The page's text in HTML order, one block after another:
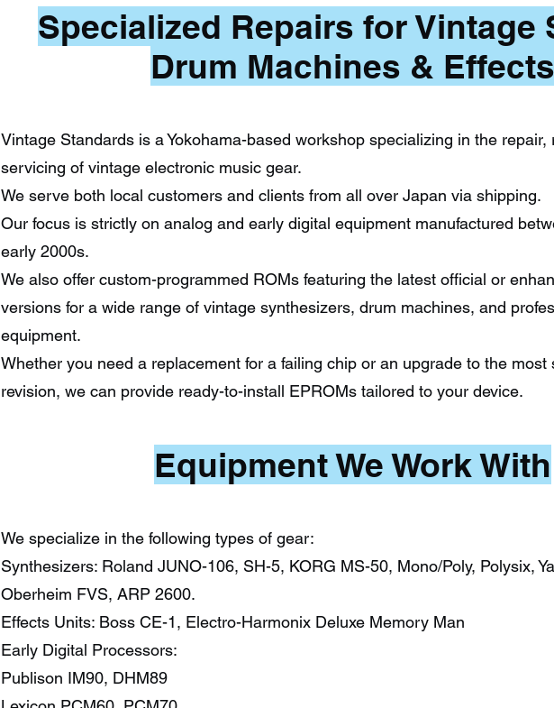
Specialized Repairs for Vintage
Drum Machines & Effects
Vintage Standards is a Yokohama-based workshop specializing in the repair,
servicing of vintage electronic music gear.
We serve both local customers and clients from all over Japan via shipping.
Our focus is strictly on analog and early digital equipment manufactured
early 2000s.
We also offer custom-programmed ROMs featuring the latest official or
versions for a wide range of vintage synthesizers, drum machines, and
equipment.
Whether you need a replacement for a failing chip or an upgrade to the most
revision, we can provide ready-to-install EPROMs tailored to your device.
Equipment We Work With
We specialize in the following types of gear:
Synthesizers: Roland JUNO-106, SH-5, KORG MS-50, Mono/Poly, Polysix,
Oberheim FVS, ARP 2600.
Effects Units: Boss CE-1, Electro-Harmonix Deluxe Memory Man
Early Digital Processors:
Publison IM90, DHM89